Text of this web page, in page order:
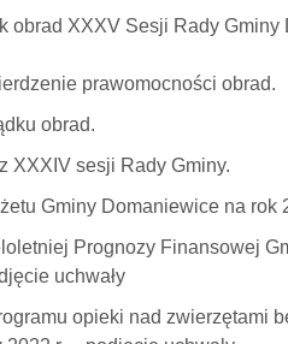
obrad XXXV Sesji Rady Gminy
prawomocności obrad.
obrad.
XXXIV sesji Rady Gminy.
Gminy Domaniewice na rok
Prognozy Finansowej
uchwały
opieki nad zwierzętami